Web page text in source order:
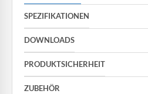
SPEZIFIKATIONEN
DOWNLOADS
PRODUKTSICHERHEIT
ZUBEHÖR